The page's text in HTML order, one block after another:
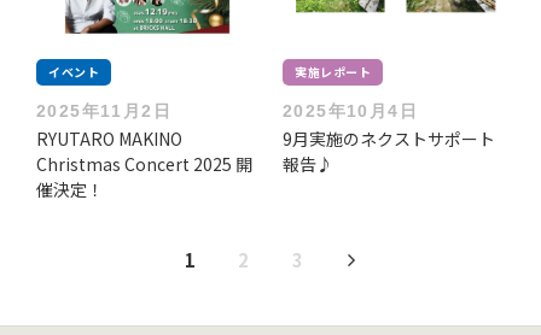
イベント
2025年11月2日
RYUTARO MAKINO
Christmas Concert 2025 開
催決定！
実施レポート
2025年10月4日
9月実施のネクストサポート
報告♪
1 2 3